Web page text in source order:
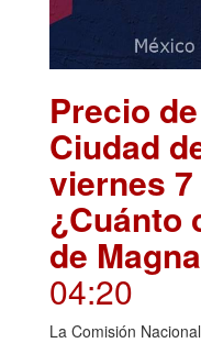
Precio
Ciudad
viernes
¿Cuánto
de
04:20
La Comisión